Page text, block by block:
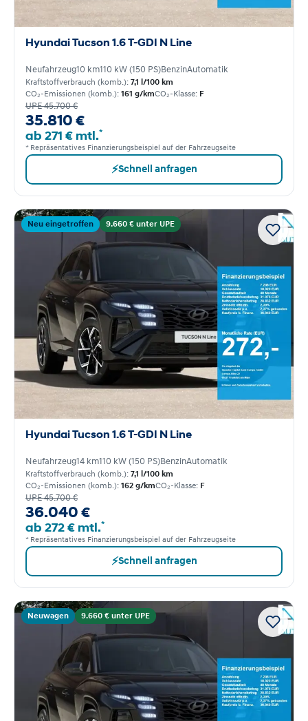
Hyundai Tucson 1.6 T-GDI N Line
Neufahrzeug10 km110 kW (150 PS)BenzinAutomatik
Kraftstoffverbrauch (komb.): 7,1 l/100 km
CO₂-Emissionen (komb.): 161 g/kmCO₂-Klasse: F
UPE 45.700 €
35.810 €
ab 271 € mtl.*
* Repräsentatives Finanzierungsbeispiel auf der Fahrzeugseite
⚡Schnell anfragen
Neu eingetroffen 9.660 € unter UPE
Hyundai Tucson 1.6 T-GDI N Line
Neufahrzeug14 km110 kW (150 PS)BenzinAutomatik
Kraftstoffverbrauch (komb.): 7,1 l/100 km
CO₂-Emissionen (komb.): 162 g/kmCO₂-Klasse: F
UPE 45.700 €
36.040 €
ab 272 € mtl.*
* Repräsentatives Finanzierungsbeispiel auf der Fahrzeugseite
⚡Schnell anfragen
Neuwagen 9.660 € unter UPE